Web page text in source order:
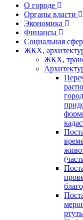
О городе
Органы власти
Экономика
Финансы
Социальная
ЖКХ,
ЖКХ,